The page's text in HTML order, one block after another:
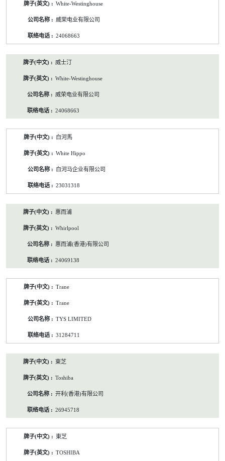
White-Westinghouse
威荣电业有限公司
24068663
威士汀
White-Westinghouse
威荣电业有限公司
24068663
白河馬
White Hippo
白河马企业有限公司
23031318
惠而浦
Whirlpool
惠而浦(香港)有限公司
24069138
Trane
Trane
TYS LIMITED
31284711
東芝
Toshiba
开利(香港)有限公司
26945718
東芝
TOSHIBA